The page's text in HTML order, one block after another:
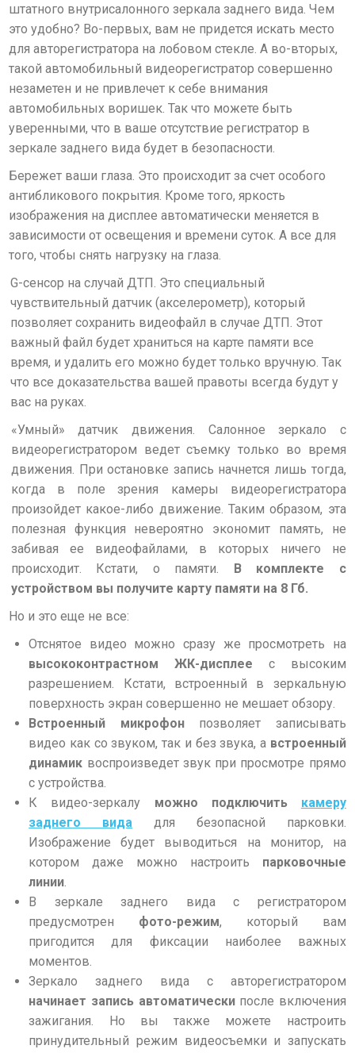
штатного внутрисалонного зеркала заднего вида. Чем
это удобно? Во-первых, вам не придется искать место
для авторегистратора на лобовом стекле. А во-вторых,
такой автомобильный видеорегистратор совершенно
незаметен и не привлечет к себе внимания
автомобильных воришек. Так что можете быть
уверенными, что в ваше отсутствие регистратор в
зеркале заднего вида будет в безопасности.
Бережет ваши глаза. Это происходит за счет особого
антибликового покрытия. Кроме того, яркость
изображения на дисплее автоматически меняется в
зависимости от освещения и времени суток. А все для
того, чтобы снять нагрузку на глаза.
G-сенсор на случай ДТП. Это специальный
чувствительный датчик (акселерометр), который
позволяет сохранить видеофайл в случае ДТП. Этот
важный файл будет храниться на карте памяти все
время, и удалить его можно будет только вручную. Так
что все доказательства вашей правоты всегда будут у
вас на руках.
«Умный» датчик движения.
Салонное зеркало с
видеорегистратором ведет съемку только во время
движения. При остановке запись начнется лишь тогда,
когда в поле зрения камеры видеорегистратора
произойдет какое-либо движение. Таким образом, эта
полезная функция невероятно экономит память, не
забивая ее видеофайлами, в которых ничего не
происходит. Кстати, о памяти. В комплекте с
устройством вы получите карту памяти на 8 Гб.
Но и это еще не все:
Отснятое видео можно сразу же просмотреть на
высококонтрастном ЖК-дисплее с высоким
разрешением. Кстати, встроенный в зеркальную
поверхность экран совершенно не мешает обзору.
Встроенный микрофонпозволяет записывать
видео как со звуком, так и без звука, а встроенный
динамик воспроизведет звук при просмотре прямо
с устройства.
К видео-зеркалу можно подключить камеру
заднего вида
для безопасной парковки.
Изображение будет выводиться на монитор, на
котором даже можно настроить парковочные
линии
В зеркале заднего вида с регистратором
предусмотрен фото-режим, который вам
пригодится для фиксации наиболее важных
моментов.
Зеркало заднего вида с авторегистратором
начинает запись автоматическипосле включения
зажигания. Но вы также можете настроить
принудительный режим видеосъемки и запускать